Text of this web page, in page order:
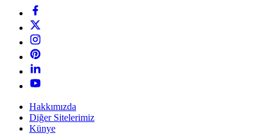
Hakkımızda
Diğer Sitelerimiz
Künye